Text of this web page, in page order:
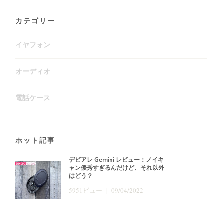
カテゴリー
イヤフォン
オーディオ
電話ケース
ホット記事
デビアレ Gemini レビュー：ノイキ
ャン優秀すぎるんだけど、それ以外
はどう？
5951ビュー | 09/04/2022